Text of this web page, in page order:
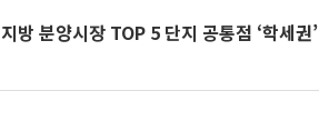
지방 분양시장 TOP 5 단지 공통점 ‘학세권’